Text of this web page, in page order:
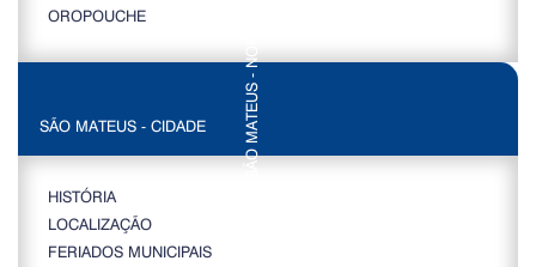
OROPOUCHE
SÃO MATEUS - CIDADE
HISTÓRIA
LOCALIZAÇÃO
FERIADOS MUNICIPAIS